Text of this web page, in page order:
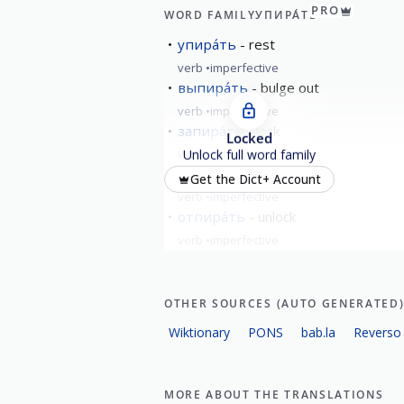
WORD FAMILYУПИРА́ТЬPRO
упира́ть rest
verb imperfective
выпира́ть bulge out
verb imperfective
запира́ть lock
verb imperfective
напира́ть press
verb imperfective
отпира́ть
Locked
Unlock full word family
Get the Dict+ Account
OTHER SOURCES (AUTO GENERATED)
Wiktionary PONS bab.la Reverso
MORE ABOUT THE TRANSLATIONS